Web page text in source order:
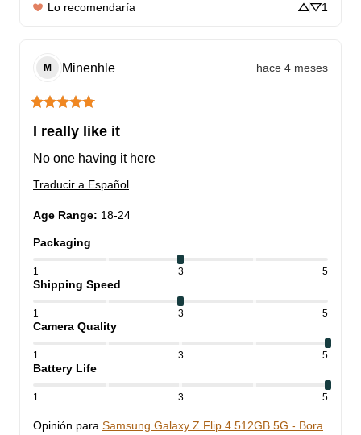
Lo recomendaría 1
M Minenhle hace 4 meses
I really like it
No one having it here
Traducir a Español
Age Range: 18-24
Packaging
1 3 5
Shipping Speed
1 3 5
Camera Quality
1 3 5
Battery Life
1 3 5
Opinión para Samsung Galaxy Z Flip 4 512GB 5G - Bora